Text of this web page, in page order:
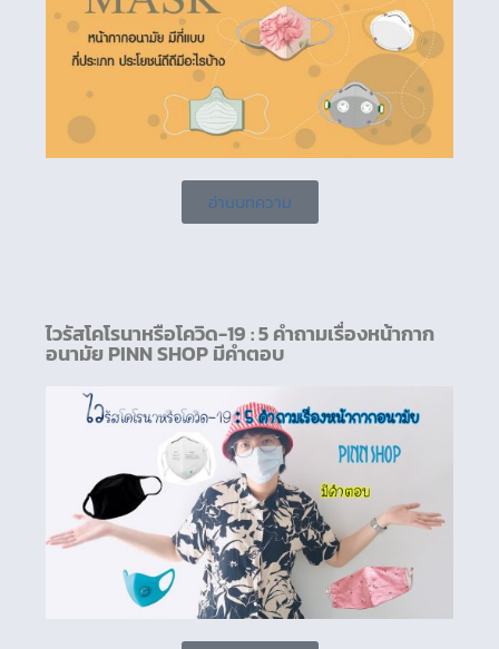
อ่านบทความ
ไวรัสโคโรนาหรือโควิด-19 : 5 คำถามเรื่องหน้ากาก
อนามัย PINN SHOP มีคำตอบ